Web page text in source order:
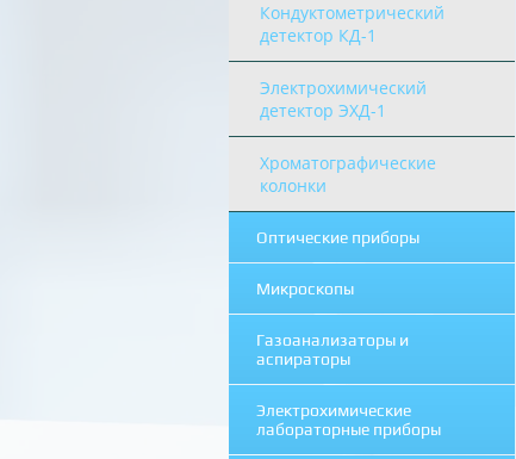
Кондуктометрический
детектор КД-1
Электрохимический
детектор ЭХД-1
Хроматографические
колонки
Оптические приборы
Микроскопы
Газоанализаторы и
аспираторы
Электрохимические
лабораторные приборы